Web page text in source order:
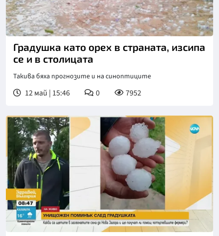
Градушка като орех в страната, изсипа
се и в столицата
Такива бяха прогнозите и на синоптиците
12 май | 15:46 0 7952